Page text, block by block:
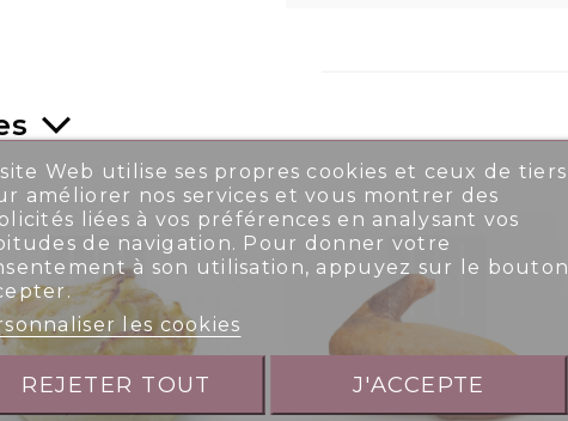
site Web utilise ses propres cookies et ceux de tiers
améliorer nos services et vous montrer des
liées à vos préférences en analysant vos
de navigation. Pour donner votre
à son utilisation, appuyez sur le bouton
les cookies
REJETER TOUT J'ACCEPTE